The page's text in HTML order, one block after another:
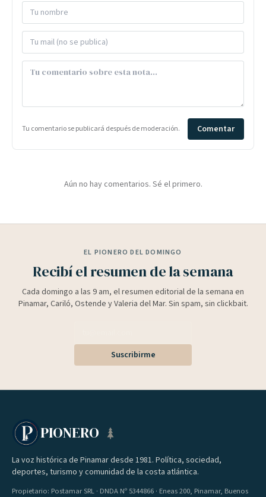
Tu comentario se publicará después de moderación. Comentar
Aún no hay comentarios. Sé el primero.
EL PIONERO DEL DOMINGO
Recibí el resumen de la semana
Cada domingo a las 9 am, el resumen editorial de la semana en
Pinamar, Cariló, Ostende y Valeria del Mar. Sin spam, sin clickbait.
Suscribirme
PIONERO
La voz histórica de Pinamar desde 1981. Política, sociedad,
deportes, turismo y comunidad de la costa atlántica.
Propietario: Postamar SRL · DNDA Nº 5344866 · Eneas 200, Pinamar, Buenos